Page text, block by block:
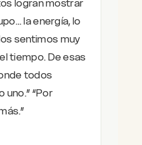
logran mostrar
la energía, lo
sentimos muy
tiempo. De esas
todos
uno.” “Por